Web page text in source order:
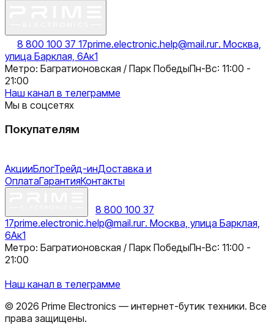
8 800 100 37 17prime.electronic.help@mail.ruг. Москва,
улица Барклая, 6Ак1
Метро: Багратионовская / Парк ПобедыПн-Вс: 11:00 -
21:00
Наш канал в телеграмме
Мы в соцсетях
Покупателям
АкцииБлогТрейд-инДоставка и
ОплатаГарантияКонтакты
8 800 100 37
17prime.electronic.help@mail.ruг. Москва, улица Барклая,
6Ак1
Метро: Багратионовская / Парк ПобедыПн-Вс: 11:00 -
21:00
Наш канал в телеграмме
© 2026 Prime Electronics — интернет-бутик техники. Все
права защищены.